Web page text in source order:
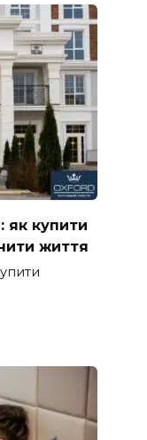
як купити
життя